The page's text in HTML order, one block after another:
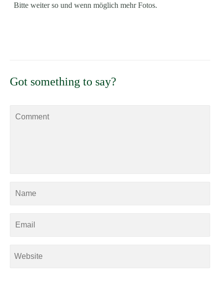
Bitte weiter so und wenn möglich mehr Fotos.
Got something to say?